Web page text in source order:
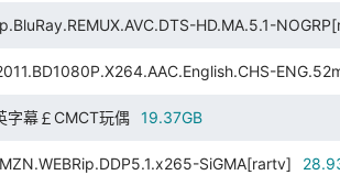
HD.MA.5.1-
字幕￡CMCT玩偶 19.37GB
SiGMA[rartv]